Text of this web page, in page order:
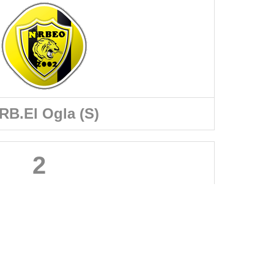
Ogla (S)
2